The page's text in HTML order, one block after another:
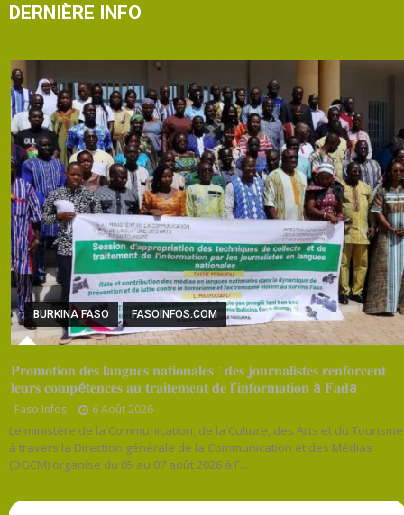
DERNIÈRE INFO
BURKINA FASO FASOINFOS.COM
𝐏𝐫𝐨𝐦𝐨𝐭𝐢𝐨𝐧 𝐝𝐞𝐬 𝐥𝐚𝐧𝐠𝐮𝐞𝐬 𝐧𝐚𝐭𝐢𝐨𝐧𝐚𝐥𝐞𝐬 : 𝐝𝐞𝐬 𝐣𝐨𝐮𝐫𝐧𝐚𝐥𝐢𝐬𝐭𝐞𝐬 𝐫𝐞𝐧𝐟𝐨𝐫𝐜𝐞𝐧𝐭
𝐥𝐞𝐮𝐫𝐬 𝐜𝐨𝐦𝐩é𝐭𝐞𝐧𝐜𝐞𝐬 𝐚𝐮 𝐭𝐫𝐚𝐢𝐭𝐞𝐦𝐞𝐧𝐭 𝐝𝐞 𝐥’𝐢𝐧𝐟𝐨𝐫𝐦𝐚𝐭𝐢𝐨𝐧 à 𝐅𝐚𝐝a
Faso Infos 6 Août 2026
Le ministère de la Communication, de la Culture, des Arts et du Tourisme
à travers la Direction générale de la Communication et des Médias
(DGCM) organise du 05 au 07 août 2026 à F...